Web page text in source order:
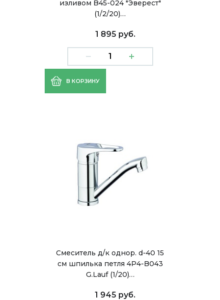
изливом B45-024 "Эверест"
(1/2/20)…
1 895 руб.
В КОРЗИНУ
Смеситель д/к однор. d-40 15
см шпилька петля 4P4-B043
G.Lauf (1/20)…
1 945 руб.